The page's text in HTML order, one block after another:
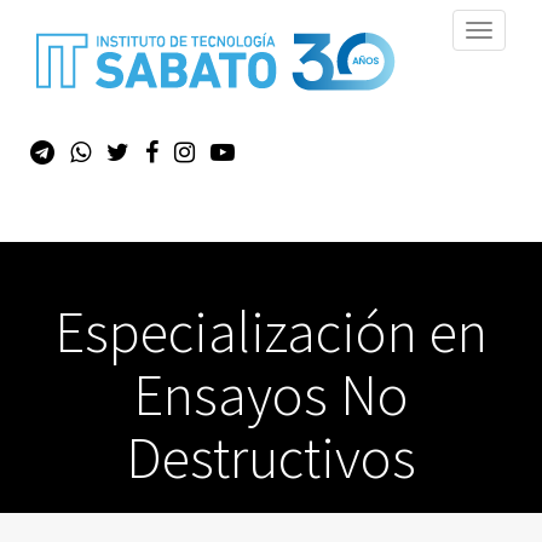
Toggle
Especialización en
Ensayos No
Destructivos